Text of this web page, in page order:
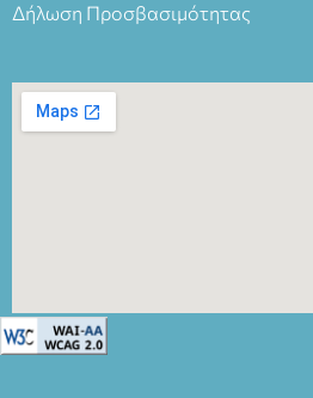
Δήλωση Προσβασιμότητας